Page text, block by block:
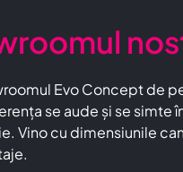
Evo Concept de
se aude și se
Vino cu dimensiunile